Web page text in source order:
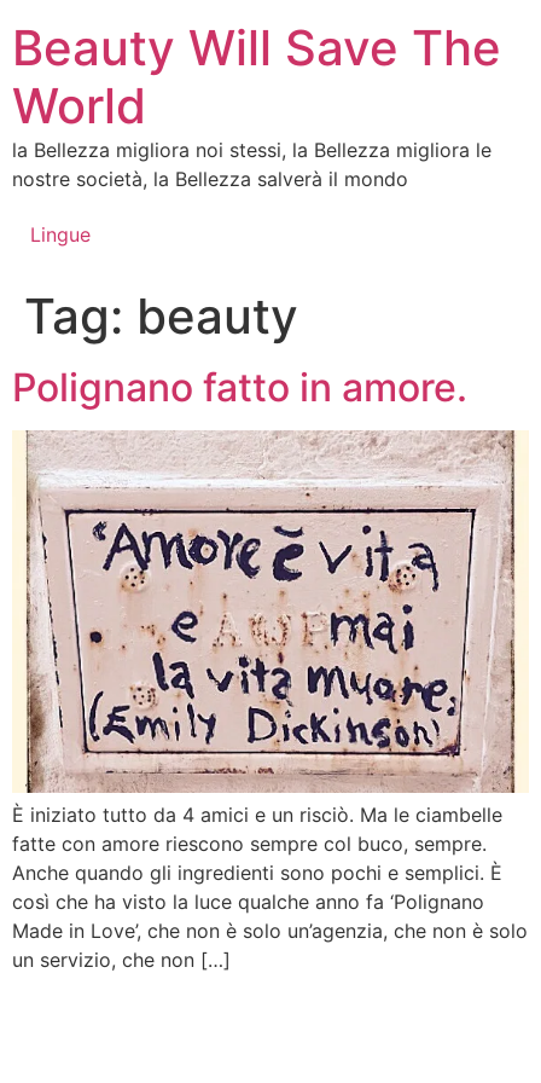
contenuto
Beauty Will Save The
World
la Bellezza migliora noi stessi, la Bellezza migliora le
nostre società, la Bellezza salverà il mondo
Lingue
Tag: beauty
Polignano fatto in amore.
È iniziato tutto da 4 amici e un risciò. Ma le ciambelle
fatte con amore riescono sempre col buco, sempre.
Anche quando gli ingredienti sono pochi e semplici. È
così che ha visto la luce qualche anno fa ‘Polignano
Made in Love’, che non è solo un’agenzia, che non è solo
un servizio, che non […]